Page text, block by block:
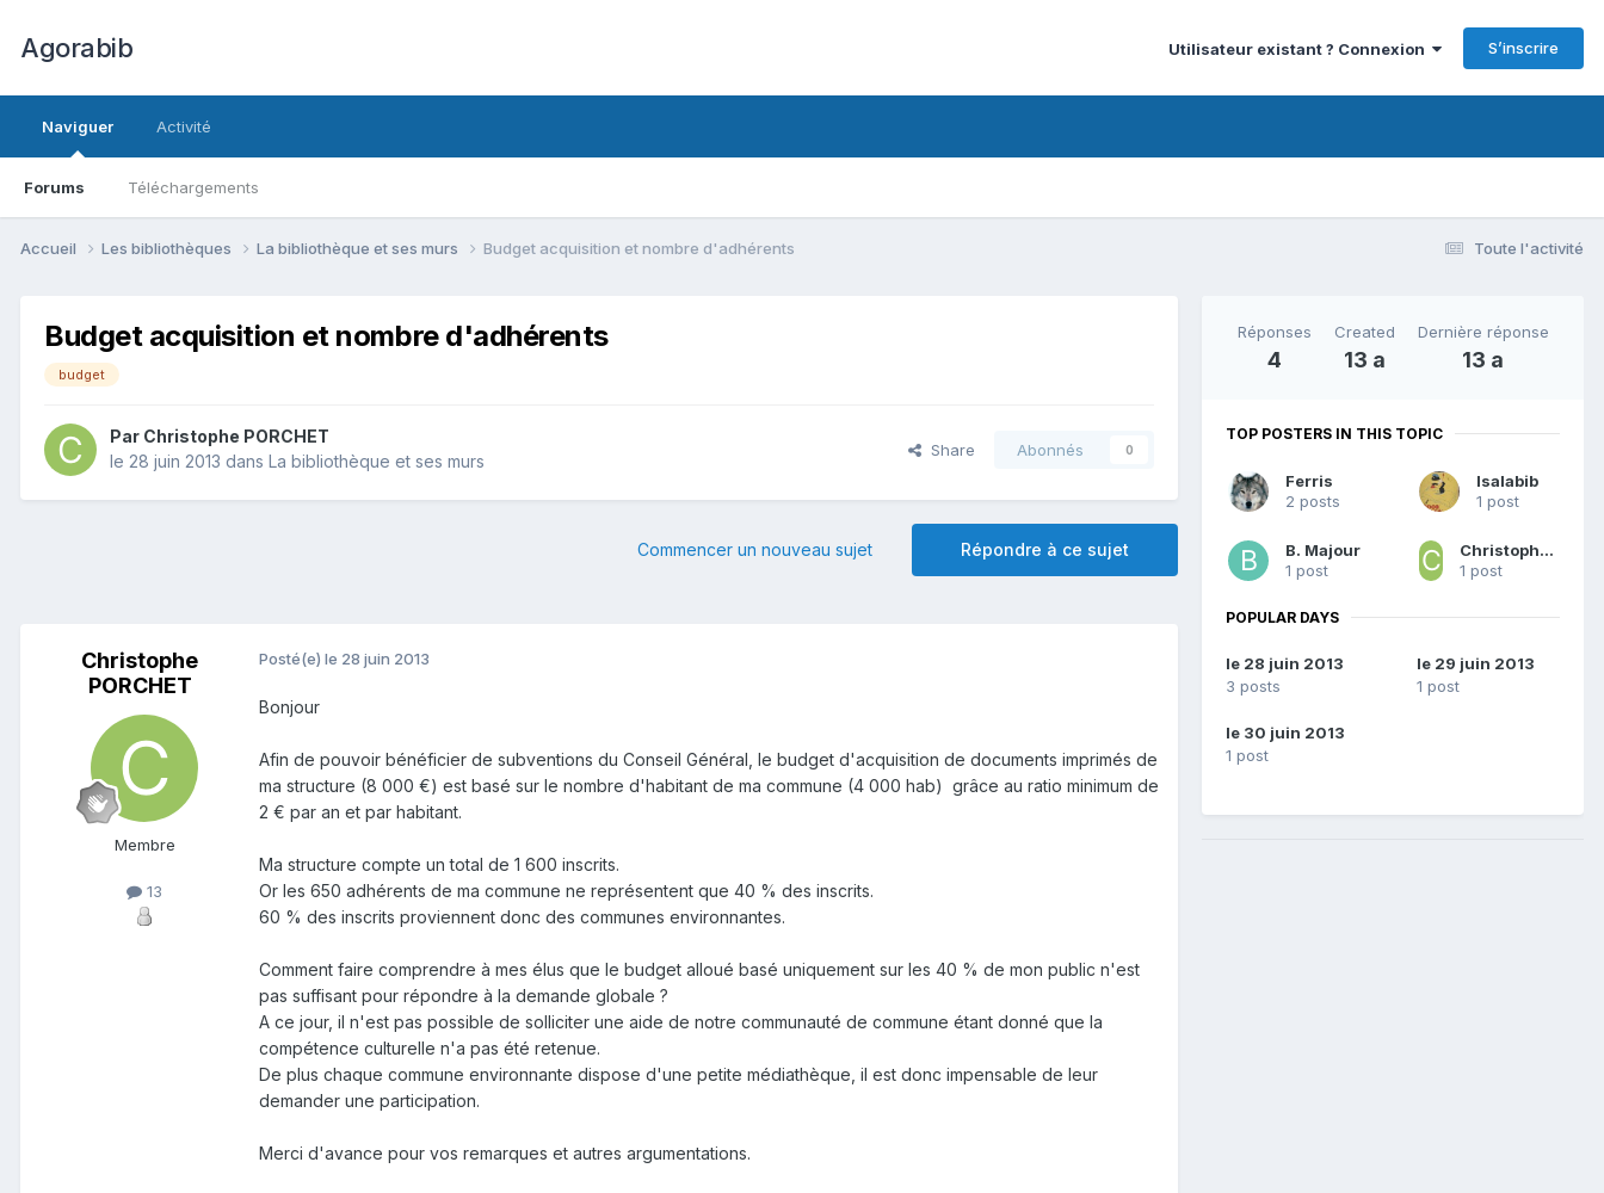
Agorabib Utilisateur existant ? Connexion S’inscrire
Naviguer
Forums Téléchargements
Activité
Toute l'activité
Accueil Les bibliothèques La bibliothèque et ses murs Budget acquisition et nombre d'adhérents
Budget acquisition et nombre d'adhérents
budget
Par Christophe PORCHET
le 28 juin 2013 dans La bibliothèque et ses murs
Share Abonnés 0
Répondre à ce sujet
Commencer un nouveau sujet
Christophe
PORCHET
Membre
13
Posté(e) le 28 juin 2013
Bonjour
Afin de pouvoir bénéficier de subventions du Conseil Général, le budget d'acquisition de documents imprimés de
ma structure (8 000 €) est basé sur le nombre d'habitant de ma commune (4 000 hab) grâce au ratio minimum de
2 € par an et par habitant.
Ma structure compte un total de 1 600 inscrits.
Or les 650 adhérents de ma commune ne représentent que 40 % des inscrits.
60 % des inscrits proviennent donc des communes environnantes.
Comment faire comprendre à mes élus que le budget alloué basé uniquement sur les 40 % de mon public n'est
pas suffisant pour répondre à la demande globale ?
A ce jour, il n'est pas possible de solliciter une aide de notre communauté de commune étant donné que la
compétence culturelle n'a pas été retenue.
De plus chaque commune environnante dispose d'une petite médiathèque, il est donc impensable de leur
demander une participation.
Merci d'avance pour vos remarques et autres argumentations.
Réponses
4
Created
13 a
Dernière réponse
13 a
TOP POSTERS IN THIS TOPIC
Ferris
2 posts
Isalabib
1 post
B. Majour
1 post
Christophe PORCHET
1 post
POPULAR DAYS
le 28 juin 2013
3 posts
le 29 juin 2013
1 post
le 30 juin 2013
1 post